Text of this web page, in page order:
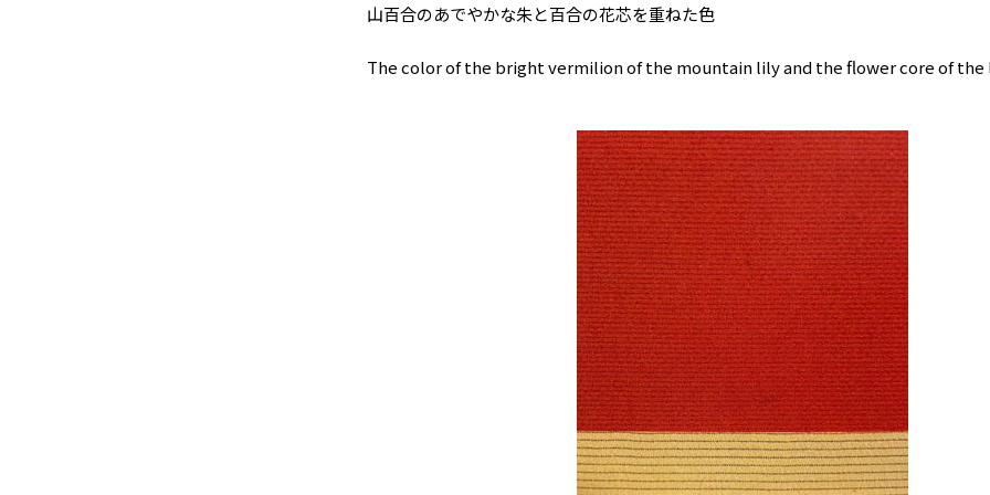
山百合のあでやかな朱と百合の花芯を重ねた色
The color of the bright vermilion of the mountain lily and the flower core of